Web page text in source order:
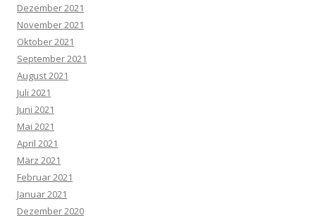
Dezember 2021
November 2021
Oktober 2021
September 2021
August 2021
Juli 2021
Juni 2021
Mai 2021
April 2021
März 2021
Februar 2021
Januar 2021
Dezember 2020